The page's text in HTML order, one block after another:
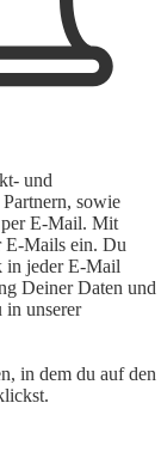
und
sowie
per E-Mail. Mit
E-Mails ein. Du
in jeder E-Mail
Deiner Daten und
unserer
in dem du auf den